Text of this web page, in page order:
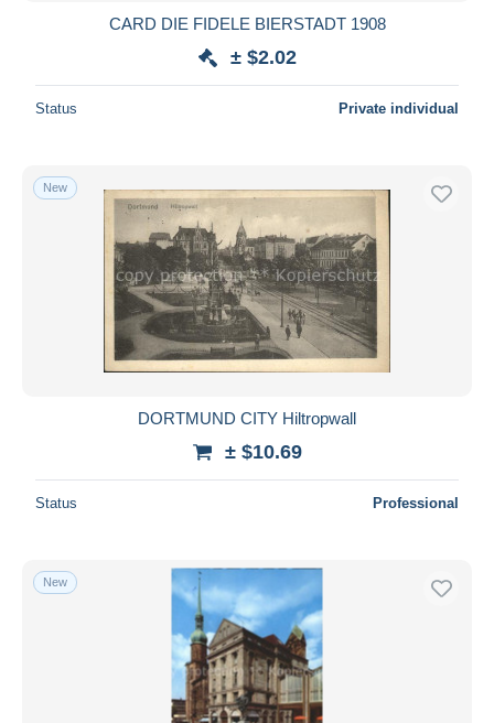
CARD DIE FIDELE BIERSTADT 1908
± $2.02
Status Private individual
New
DORTMUND CITY Hiltropwall
± $10.69
Status Professional
New